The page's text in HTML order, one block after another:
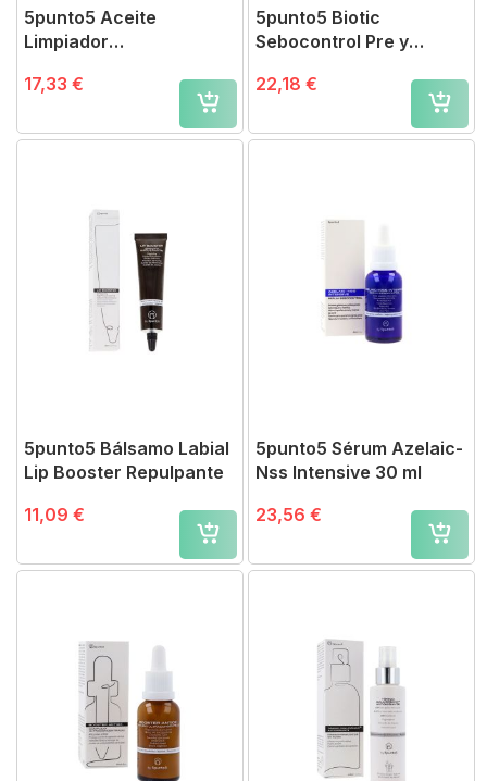
5punto5 Aceite
Limpiador
17,33 €
5punto5 Biotic
Sebocontrol Pre y
22,18 €
5punto5 Bálsamo Labial
Lip Booster Repulpante
11,09 €
5punto5 Sérum Azelaic-
Nss Intensive 30 ml
23,56 €